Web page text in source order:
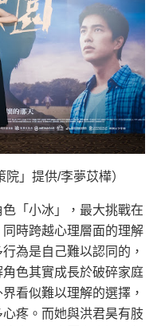
」提供/李夢苡樺）
「小冰」，最大挑戰在
時跨越心理層面的理解
為是自己難以認同的，
色其實成長於破碎家庭
看似難以理解的選擇，
疼。而她與洪君昊有肢